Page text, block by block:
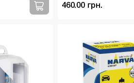
460.00 грн.